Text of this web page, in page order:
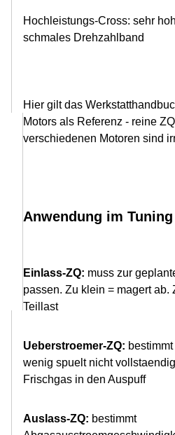
Hochleistungs-Cross: sehr
schmales Drehzahlband
Hier gilt das
Motors als Referenz - reine
verschiedenen Motoren sind
Anwendung im Tuning
Einlass-ZQ: muss zur
passen. Zu klein = magert ab.
Teillast
Ueberstroemer-ZQ:
wenig spuelt nicht
Frischgas in den Auspuff
Auslass-ZQ: bestimmt